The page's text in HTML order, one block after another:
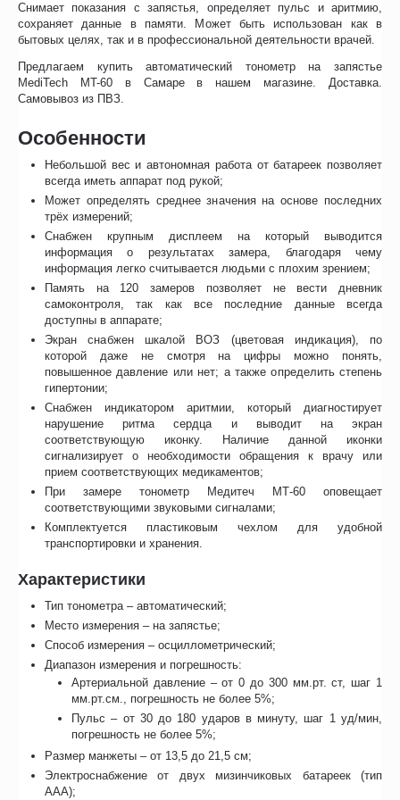
Снимает показания с запястья, определяет пульс и аритмию,
сохраняет данные в памяти. Может быть использован как в
бытовых целях, так и в профессиональной деятельности врачей.
Предлагаем купить автоматический тонометр на запястье
MediTech MT-60 в Самаре в нашем магазине. Доставка.
Самовывоз из ПВЗ.
Особенности
Небольшой вес и автономная работа от батареек позволяет
всегда иметь аппарат под рукой;
Может определять среднее значения на основе последних
трёх измерений;
Снабжен крупным дисплеем на который выводится
информация о результатах замера, благодаря чему
информация легко считывается людьми с плохим зрением;
Память на 120 замеров позволяет не вести дневник
самоконтроля, так как все последние данные всегда
доступны в аппарате;
Экран снабжен шкалой ВОЗ (цветовая индикация), по
которой даже не смотря на цифры можно понять,
повышенное давление или нет; а также определить степень
гипертонии;
Снабжен индикатором аритмии, который диагностирует
нарушение ритма сердца и выводит на экран
соответствующую иконку. Наличие данной иконки
сигнализирует о необходимости обращения к врачу или
прием соответствующих медикаментов;
При замере тонометр Медитеч МТ-60 оповещает
соответствующими звуковыми сигналами;
Комплектуется пластиковым чехлом для удобной
транспортировки и хранения.
Характеристики
Тип тонометра – автоматический;
Место измерения – на запястье;
Способ измерения – осциллометрический;
Диапазон измерения и погрешность:
Артериальной давление – от 0 до 300 мм.рт. ст, шаг 1
мм.рт.см., погрешность не более 5%;
Пульс – от 30 до 180 ударов в минуту, шаг 1 уд/мин,
погрешность не более 5%;
Размер манжеты – от 13,5 до 21,5 см;
Электроснабжение от двух мизинчиковых батареек (тип
ААА);